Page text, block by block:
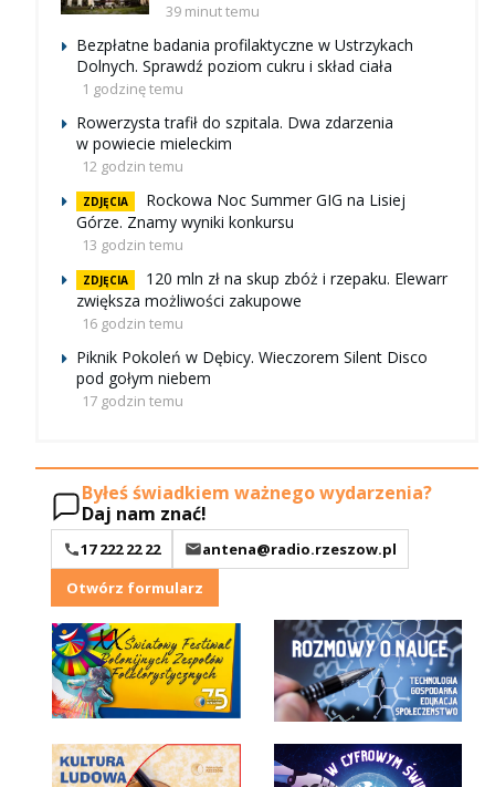
39 minut temu
Bezpłatne badania profilaktyczne w Ustrzykach
Dolnych. Sprawdź poziom cukru i skład ciała
1 godzinę temu
Rowerzysta trafił do szpitala. Dwa zdarzenia
w powiecie mieleckim
12 godzin temu
ZDJĘCIA
Rockowa Noc Summer GIG na Lisiej
Górze. Znamy wyniki konkursu
13 godzin temu
ZDJĘCIA
120 mln zł na skup zbóż i rzepaku. Elewarr
zwiększa możliwości zakupowe
16 godzin temu
Piknik Pokoleń w Dębicy. Wieczorem Silent Disco
pod gołym niebem
17 godzin temu
Byłeś świadkiem ważnego wydarzenia?
Daj nam znać!
17 222 22 22
antena@radio.rzeszow.pl
Otwórz formularz